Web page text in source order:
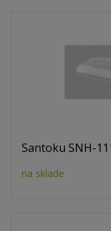
Santoku SNH-
na sklade